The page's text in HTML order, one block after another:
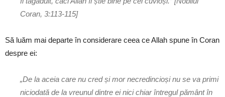
Coran, 3:113-115]
Să luăm mai departe în considerare ceea ce Allah spune în Coran
despre ei:
„De la aceia care nu cred și mor necredincioși nu se va primi
niciodată de la vreunul dintre ei nici chiar întregul pământ în